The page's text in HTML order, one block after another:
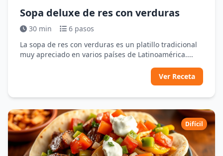
Sopa deluxe de res con verduras
30 min
6 pasos
La sopa de res con verduras es un platillo tradicional
muy apreciado en varios países de Latinoamérica....
Ver Receta
Difícil